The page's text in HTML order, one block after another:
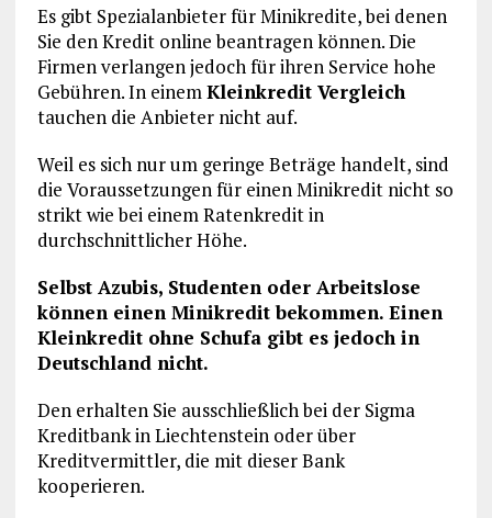
Es gibt Spezialanbieter für Minikredite, bei denen
Sie den Kredit online beantragen können. Die
Firmen verlangen jedoch für ihren Service hohe
Gebühren. In einemKleinkredit Vergleich
tauchen die Anbieter nicht auf.
Weil es sich nur um geringe Beträge handelt, sind
die Voraussetzungen für einen Minikredit nicht so
strikt wie bei einem Ratenkredit in
durchschnittlicher Höhe.
Selbst Azubis, Studenten oder Arbeitslose
können einen Minikredit bekommen. Einen
Kleinkredit ohne Schufa gibt es jedoch in
Deutschland nicht.
Den erhalten Sie ausschließlich bei der Sigma
Kreditbank in Liechtenstein oder über
Kreditvermittler, die mit dieser Bank
kooperieren.